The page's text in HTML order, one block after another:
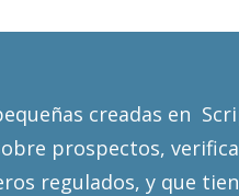
creadas en
prospectos,
regulados, y que